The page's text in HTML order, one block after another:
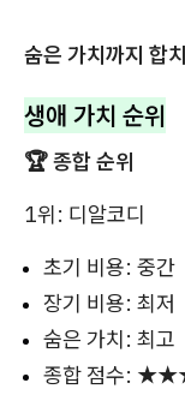
숨은 가치까지 합
생애 가치 순위
🏆 종합 순위
1위: 디알코디
초기 비용: 중간
장기 비용: 최저
숨은 가치: 최고
종합 점수: